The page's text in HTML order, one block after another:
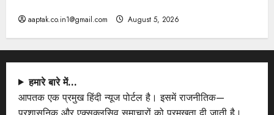
aaptak.co.in1@gmail.com August 5, 2026
हमारे बारे में…
आपतक एक प्रमुख हिंदी न्यूज पोर्टल है। इसमें राजनीतिक—